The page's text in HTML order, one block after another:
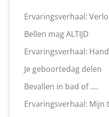
Ervaringsverhaal:
Bellen mag ALTIJD
Ervaringsverhaal:
Je geboortedag delen
Bevallen in bad of ….
Ervaringsverhaal: Mijn